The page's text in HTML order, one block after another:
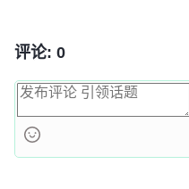
评论: 0